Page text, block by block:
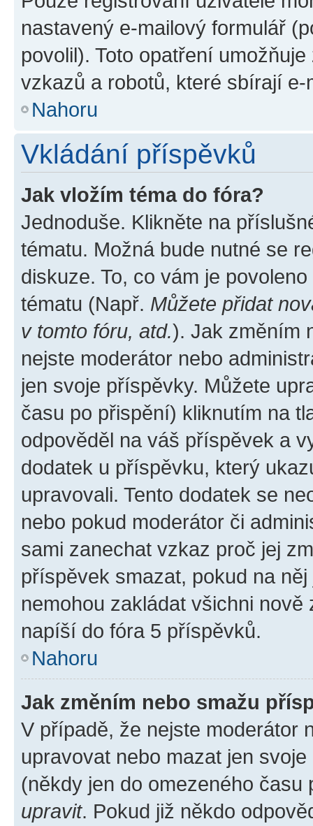
nastavený e-mailový formulář
povolil). Toto opatření
vzkazů a robotů, které sbírají e-
Nahoru
Vkládání příspěvků
Jak vložím téma do fóra?
Jednoduše. Klikněte na
tématu. Možná bude nutné se
diskuze. To, co vám je
tématu (Např. Můžete přidat
v tomto fóru, atd.). Jak změním
nejste moderátor nebo
jen svoje příspěvky. Můžete
času po přispění) kliknutím na
odpověděl na váš příspěvek a
dodatek u příspěvku, který
upravovali. Tento dodatek se
nebo pokud moderátor či
sami zanechat vzkaz proč jej
příspěvek smazat, pokud na
nemohou zakládat všichni
napíší do fóra 5 příspěvků.
Nahoru
Jak změním nebo smažu
V případě, že nejste moderátor
upravovat nebo mazat jen
(někdy jen do omezeného
upravit. Pokud již někdo